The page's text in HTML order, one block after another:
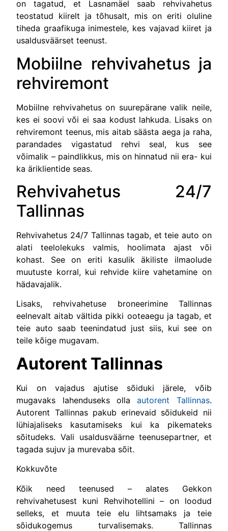
on tagatud, et Lasnamäel saab rehvivahetus
teostatud kiirelt ja tõhusalt, mis on eriti oluline
tiheda graafikuga inimestele, kes vajavad kiiret ja
usaldusväärset teenust.
Mobiilne rehvivahetus ja
rehviremont
Mobiilne rehvivahetus on suurepärane valik neile,
kes ei soovi või ei saa kodust lahkuda. Lisaks on
rehviremont teenus, mis aitab säästa aega ja raha,
parandades vigastatud rehvi seal, kus see
võimalik – paindlikkus, mis on hinnatud nii era- kui
ka äriklientide seas.
Rehvivahetus 24/7
Tallinnas
Rehvivahetus 24/7 Tallinnas tagab, et teie auto on
alati teelolekuks valmis, hoolimata ajast või
kohast. See on eriti kasulik äkiliste ilmaolude
muutuste korral, kui rehvide kiire vahetamine on
hädavajalik.
Lisaks, rehvivahetuse broneerimine Tallinnas
eelnevalt aitab vältida pikki ooteaegu ja tagab, et
teie auto saab teenindatud just siis, kui see on
teile kõige mugavam.
Autorent Tallinnas
Kui on vajadus ajutise sõiduki järele, võib
mugavaks lahenduseks ollaautorent Tallinnas.
Autorent Tallinnas pakub erinevaid sõidukeid nii
lühiajaliseks kasutamiseks kui ka pikemateks
sõitudeks. Vali usaldusväärne teenusepartner, et
tagada sujuv ja murevaba sõit.
Kokkuvõte
Kõik need teenused – alates Gekkon
rehvivahetusest kuni Rehvihotellini – on loodud
selleks, et muuta teie elu lihtsamaks ja teie
sõidukogemus turvalisemaks. Tallinnas